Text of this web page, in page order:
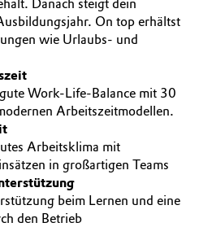
& Utilities
und Lieferbedingungen
Danach steigt dein
On top erhältst
wie Urlaubs- und
Work-Life-Balance mit 30
Arbeitszeitmodellen.
Arbeitsklima mit
in großartigen Teams
beim Lernen und eine
den Betrieb